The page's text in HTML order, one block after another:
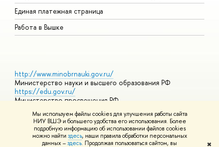
Мы используем файлы cookies для улучшения работы сайта
НИУ ВШЭ и большего удобства его использования. Более
подробную информацию об использовании файлов cookies
можно найти здесь, наши правила обработки персональных
данных –здесь. Продолжая пользоваться сайтом, вы
✖
Единая платежная страница
Работа в Вышке
http://www.minobrnauki.gov.ru/
Министерство науки и высшего образования РФ
https://edu.gov.ru/
Министерство просвещения РФ
https://elearning.hse.ru/mooc
Массовые открытые онлайн-курсы